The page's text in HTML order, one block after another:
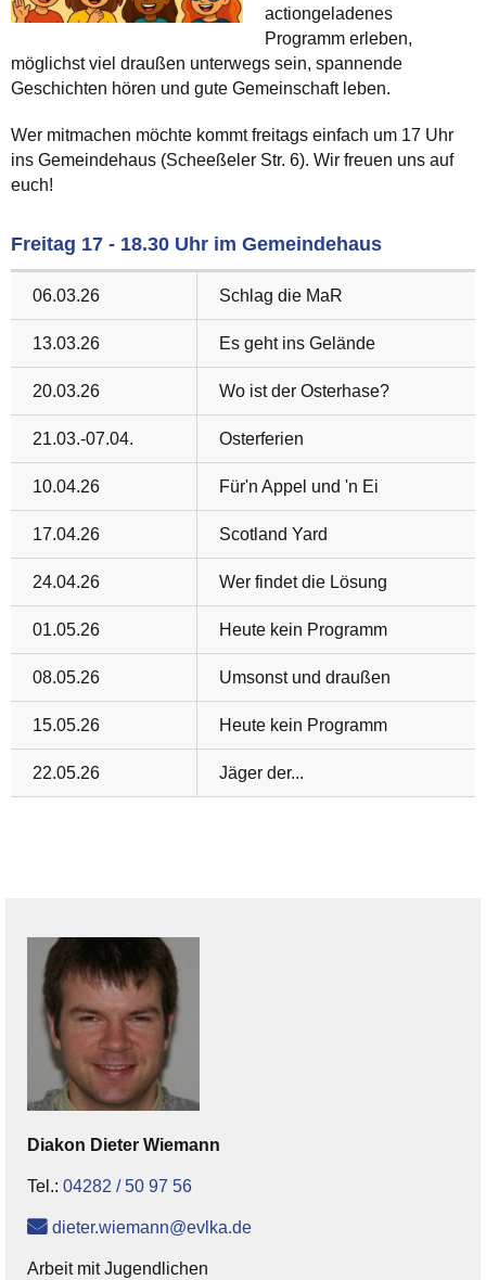
actiongeladenes
Programm erleben,
möglichst viel draußen unterwegs sein, spannende
Geschichten hören und gute Gemeinschaft leben.
Wer mitmachen möchte kommt freitags einfach um 17 Uhr
ins Gemeindehaus (Scheeßeler Str. 6). Wir freuen uns auf
euch!
Freitag 17 - 18.30 Uhr im Gemeindehaus
06.03.26 Schlag die MaR
13.03.26 Es geht ins Gelände
20.03.26 Wo ist der Osterhase?
21.03.-07.04. Osterferien
10.04.26 Für'n Appel und 'n Ei
17.04.26 Scotland Yard
24.04.26 Wer findet die Lösung
01.05.26 Heute kein Programm
08.05.26 Umsonst und draußen
15.05.26 Heute kein Programm
22.05.26 Jäger der...
Diakon Dieter Wiemann
Tel.: 04282 / 50 97 56
dieter.wiemann@evlka.de
Arbeit mit Jugendlichen